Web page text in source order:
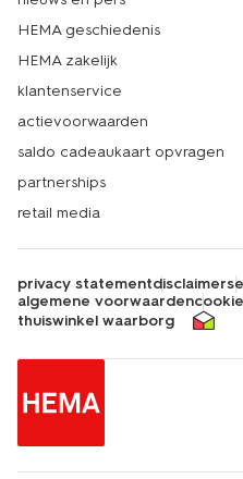
HEMA geschiedenis
HEMA zakelijk
klantenservice
actievoorwaarden
saldo cadeaukaart opvragen
partnerships
retail media
privacy statementdisclaimer
algemene voorwaarden
thuiswinkel waarborg